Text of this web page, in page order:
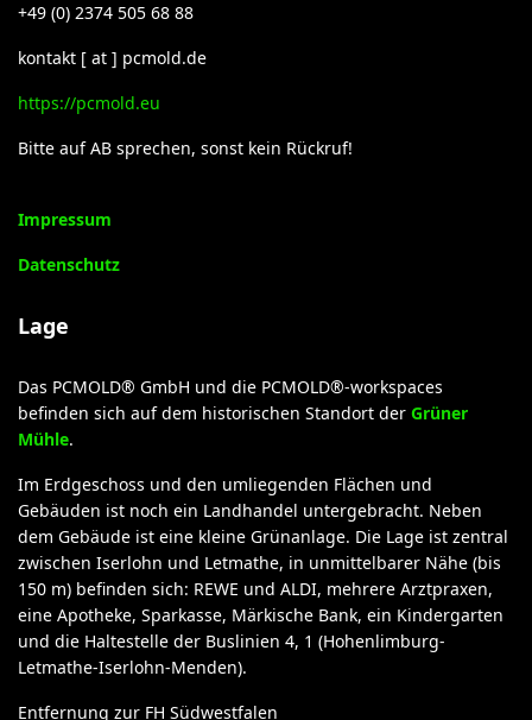
+49 (0) 2374 505 68 88
kontakt [ at ] pcmold.de
https://pcmold.eu
Bitte auf AB sprechen, sonst kein Rückruf!
Impressum
Datenschutz
Lage
Das PCMOLD® GmbH und die PCMOLD®-workspaces
befinden sich auf dem historischen Standort der Grüner
Mühle.
Im Erdgeschoss und den umliegenden Flächen und
Gebäuden ist noch ein Landhandel untergebracht. Neben
dem Gebäude ist eine kleine Grünanlage. Die Lage ist zentral
zwischen Iserlohn und Letmathe, in unmittelbarer Nähe (bis
150 m) befinden sich: REWE und ALDI, mehrere Arztpraxen,
eine Apotheke, Sparkasse, Märkische Bank, ein Kindergarten
und die Haltestelle der Buslinien 4, 1 (Hohenlimburg-
Letmathe-Iserlohn-Menden).
Entfernung zur FH Südwestfalen